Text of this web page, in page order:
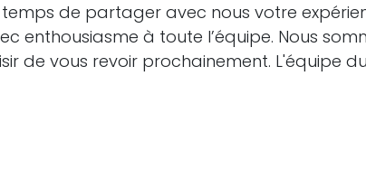
de partager avec nous votre
enthousiasme à toute l’équipe. Nous
vous revoir prochainement. L'équipe du